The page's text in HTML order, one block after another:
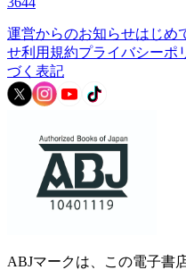
運営からのお知らせはじめ
せ利用規約プライバシーポ
づく表記
ABJマークは、この電子書